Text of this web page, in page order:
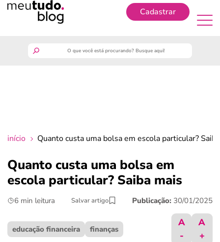
Cadastrar
crédito fácil
últimas notícias
ferramentas
início Quanto custa uma bolsa em escola particular?
Quanto custa uma bolsa em
escola particular? Saiba mais
6 min leitura Salvar artigo Publicação: 30/01/2025
educação financeira finanças
A
-
A
+